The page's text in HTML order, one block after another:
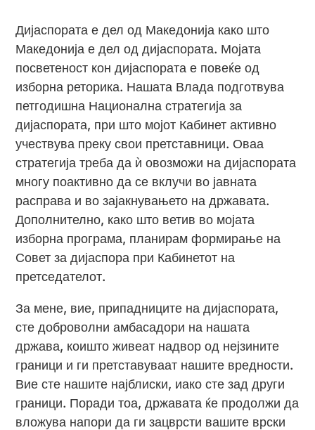
Дијаспората е дел од Македонија како што
Македонија е дел од дијаспората. Мојата
посветеност кон дијаспората е повеќе од
изборна реторика. Нашата Влада подготвува
петгодишна Национална стратегија за
дијаспората, при што мојот Кабинет активно
учествува преку свои претставници. Оваа
стратегија треба да ѝ овозможи на дијаспората
многу поактивно да се вклучи во јавната
расправа и во зајакнувањето на државата.
Дополнително, како што ветив во мојата
изборна програма, планирам формирање на
Совет за дијаспора при Кабинетот на
претседателот.
За мене, вие, припадниците на дијаспората,
сте доброволни амбасадори на нашата
држава, коишто живеат надвор од нејзините
граници и ги претставуваат нашите вредности.
Вие сте нашите најблиски, иако сте зад други
граници. Поради тоа, државата ќе продолжи да
вложува напори да ги зацврсти вашите врски